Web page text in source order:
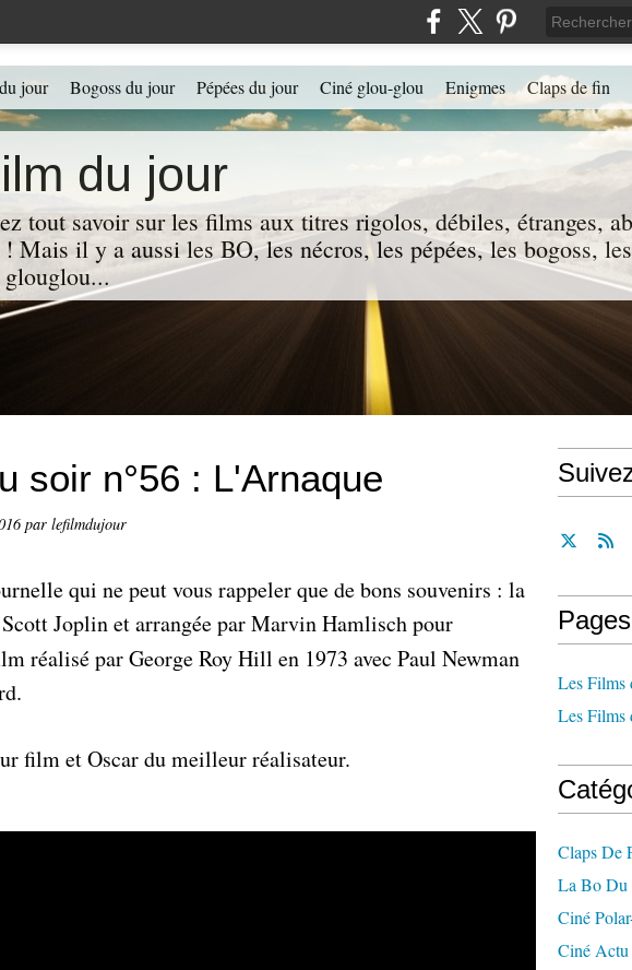
du jour
tout savoir sur les films aux titres rigolos, débiles, étranges,
Mais il y a aussi les BO, les nécros, les pépées, les bogoss,
jour Bogoss du jour Pépées du jour Ciné glou-glou Enigmes Claps de fin
soir n°56 : L'Arnaque
par lefilmdujour
qui ne peut vous rappeler que de bons souvenirs : la
Joplin et arrangée par Marvin Hamlisch pour
réalisé par George Roy Hill en 1973 avec Paul Newman
film et Oscar du meilleur réalisateur.
Pages
Les Films
Les Films
Claps De
La Bo Du
Ciné
Ciné Actu